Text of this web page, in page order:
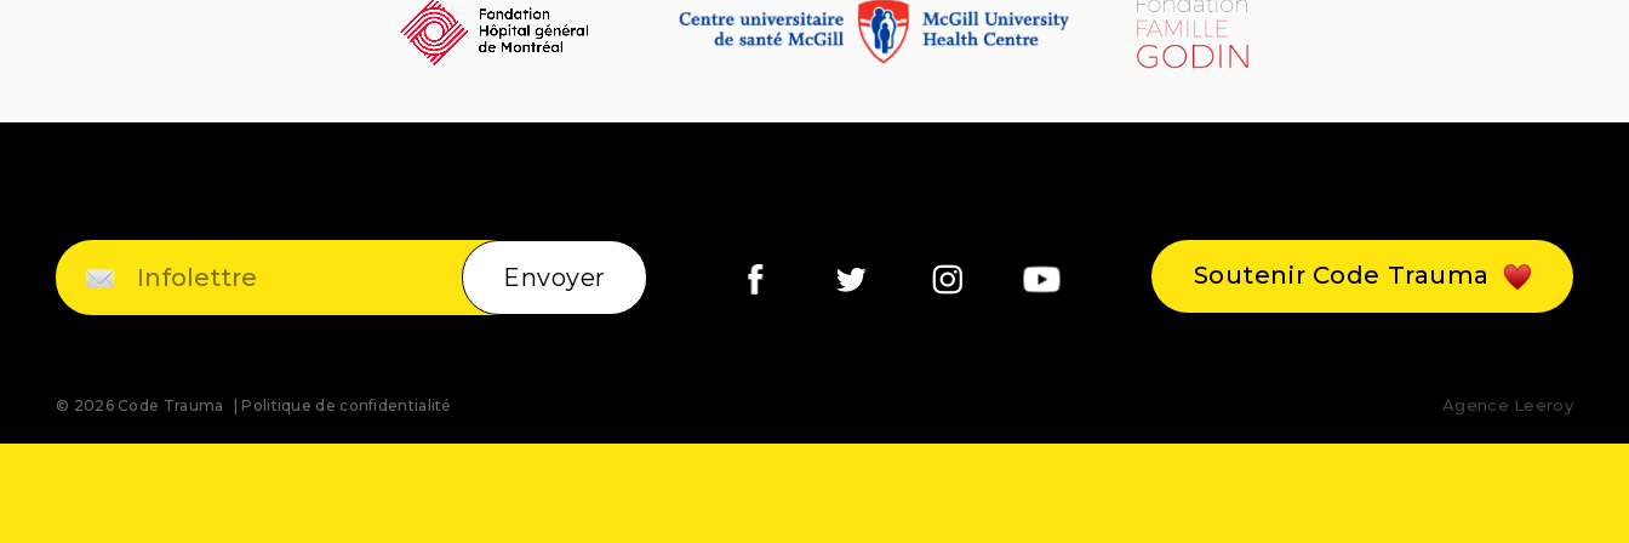
Envoyer Soutenir Code Trauma
© 2026 Code Trauma Politique de confidentialité Agence Leeroy